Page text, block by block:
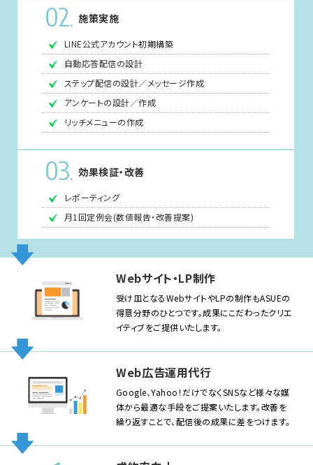
Webサイト・LP制作
受け皿となるWebサイトやLPの制作もASUEの
得意分野のひとつです。成果にこだわったクリエ
イティブをご提供いたします。
Web広告運用代行
Google、Yahoo！だけでなくSNSなど様々な媒
体から最適な手段をご提案いたします。改善を
繰り返すことで、配信後の成果に差をつけます。
02. 施策実施
LINE公式アカウント初期構築
自動応答配信の設計
ステップ配信の設計／メッセージ作成
アンケートの設計／作成
リッチメニューの作成
03. 効果検証・改善
レポーティング
月1回定例会(数値報告・改善提案)